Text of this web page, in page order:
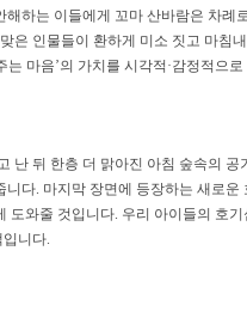
하는 이들에게 꼬마 산바람은 차례
은 인물들이 환하게 미소 짓고 마침
마음’의 가치를 시각적·감정적으
난 뒤 한층 더 맑아진 아침 숲속의 공
다. 마지막 장면에 등장하는 새로운
도와줄 것입니다. 우리 아이들의 호
니다.